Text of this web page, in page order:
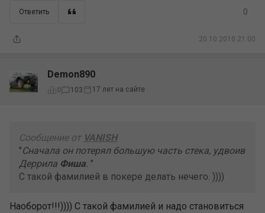
Ответить
20.10.2010 21:00
0
Demon890
0 103 17 лет на сайте
Сообщение от VANISH
"Сначала он потерял большую часть стека, удвоив
Деррила Фиша. "
С такой фамилией в покере делать нечего. ))))
Наоборот!!!)))) С такой фамилией и надо становиться